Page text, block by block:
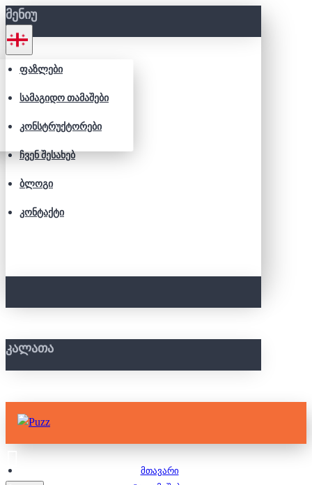
ᲛᲔᲜᲘᲣ
ᲤᲐᲖᲚᲔᲑᲘ
ᲡᲐᲛᲐᲒᲘᲓᲝ ᲗᲐᲛᲐᲨᲔᲑᲘ
ᲙᲝᲜᲡᲢᲠᲣᲥᲢᲝᲠᲔᲑᲘ
ᲩᲕᲔᲜ ᲨᲔᲡᲐᲮᲔᲑ
ᲑᲚᲝᲒᲘ
ᲙᲝᲜᲢᲐᲥᲢᲘ
ᲙᲐᲚᲐᲗᲐ
მთავარი